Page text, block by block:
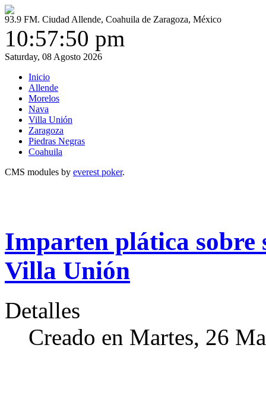
93.9 FM. Ciudad Allende, Coahuila de Zaragoza, México
10:57:51 pm
Saturday, 08 Agosto 2026
Inicio
Allende
Morelos
Nava
Villa Unión
Zaragoza
Piedras Negras
Coahuila
CMS modules by everest poker.
Imparten plática sobre
Villa Unión
Detalles
Creado en Martes, 26